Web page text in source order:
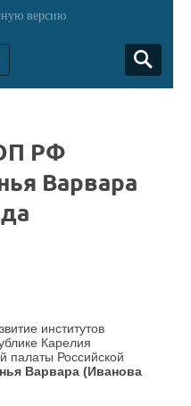
версию
РФ
Варвара
институтов
Карелия
палаты Российской
Варвара (Иванова